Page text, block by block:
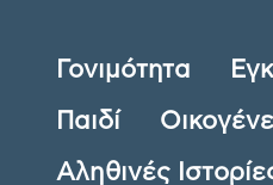
Γονιμότητα
Παιδί
Αληθινές